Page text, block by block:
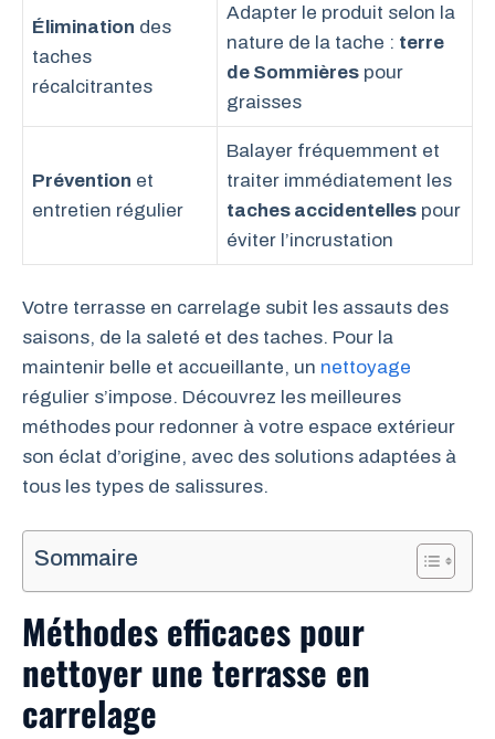
Élimination des
taches
récalcitrantes
Adapter le produit selon la
nature de la tache : terre
de Sommières pour
graisses
Prévention et
entretien régulier
Balayer fréquemment et
traiter immédiatement les
taches accidentelles pour
éviter l’incrustation
Votre terrasse en carrelage subit les assauts des
saisons, de la saleté et des taches. Pour la
maintenir belle et accueillante, un nettoyage
régulier s’impose. Découvrez les meilleures
méthodes pour redonner à votre espace extérieur
son éclat d’origine, avec des solutions adaptées à
tous les types de salissures.
Sommaire
Méthodes efficaces pour
nettoyer une terrasse en
carrelage